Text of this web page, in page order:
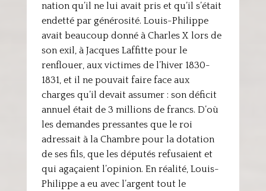
nation qu’il ne lui avait pris et qu’il s’était
endetté par générosité. Louis-Philippe
avait beaucoup donné à Charles X lors de
son exil, à Jacques Laffitte pour le
renflouer, aux victimes de l’hiver 1830-
1831, et il ne pouvait faire face aux
charges qu’il devait assumer : son déficit
annuel était de 3 millions de francs. D’où
les demandes pressantes que le roi
adressait à la Chambre pour la dotation
de ses fils, que les députés refusaient et
qui agaçaient l’opinion. En réalité, Louis-
Philippe a eu avec l’argent tout le